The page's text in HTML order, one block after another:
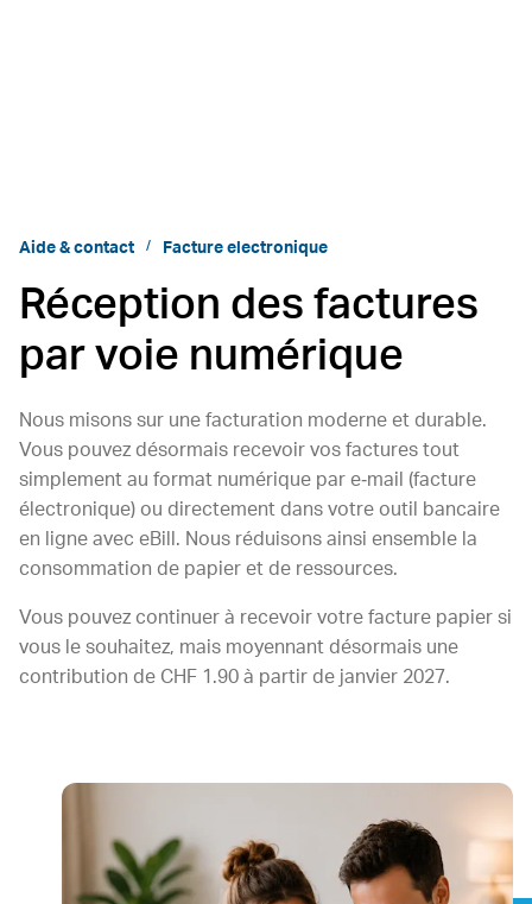
Aide & contact Facture electronique
Réception des factures
par voie numérique
Nous misons sur une facturation moderne et durable.
Vous pouvez désormais recevoir vos factures tout
simplement au format numérique par e‐mail (facture
électronique) ou directement dans votre outil bancaire
en ligne avec eBill. Nous réduisons ainsi ensemble la
consommation de papier et de ressources.
Vous pouvez continuer à recevoir votre facture papier si
vous le souhaitez, mais moyennant désormais une
contribution de CHF 1.90 à partir de janvier 2027.